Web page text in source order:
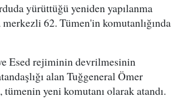
yürüttüğü yeniden yapılanma
merkezli 62. Tümen'in komutanlığında
Esed rejiminin devrilmesinin
alan Tuğgeneral Ömer
yeni komutanı olarak atandı.